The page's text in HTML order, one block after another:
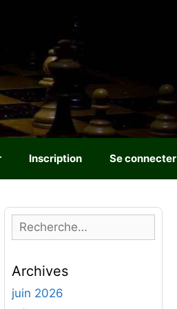
Inscription Se connecter
e
h
e
Archives
juin 2026